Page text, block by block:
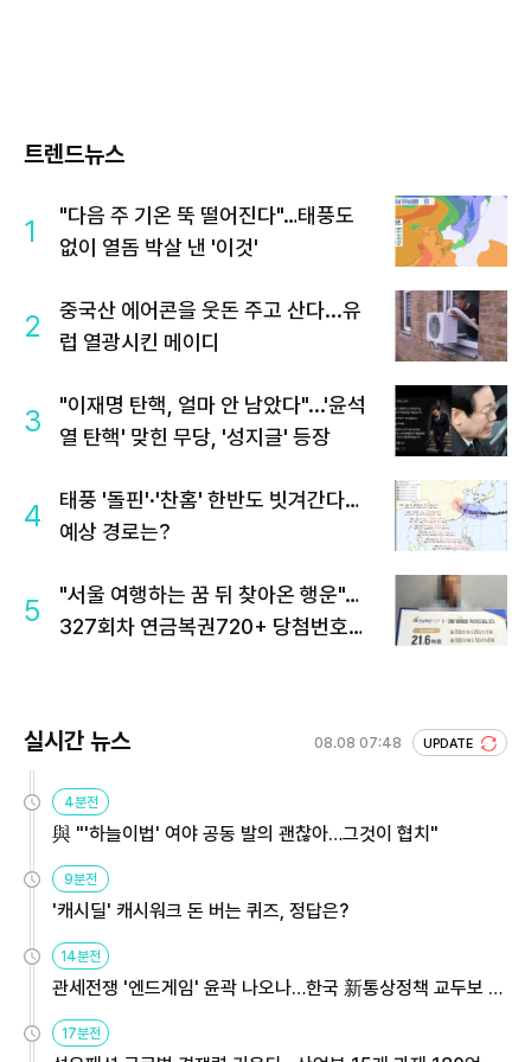
트렌드뉴스
1
"다음 주 기온 뚝 떨어진다"…태풍도
없이 열돔 박살 낸 '이것'
2
중국산 에어콘을 웃돈 주고 산다...유
럽 열광시킨 메이디
3
"이재명 탄핵, 얼마 안 남았다"...'윤석
열 탄핵' 맞힌 무당, '성지글' 등장
4
태풍 '돌핀'·'찬홈' 한반도 빗겨간다…
예상 경로는?
5
"서울 여행하는 꿈 뒤 찾아온 행운"…
327회차 연금복권720+ 당첨번호조
실시간 뉴스 08.08 07:48 UPDATE
4분전
與 "'하늘이법' 여야 공동 발의 괜찮아…그것이 협치"
9분전
'캐시딜' 캐시워크 돈 버는 퀴즈, 정답은?
14분전
관세전쟁 '엔드게임' 윤곽 나오나…한국 新통상정책 교두보 활
용해야
17분전